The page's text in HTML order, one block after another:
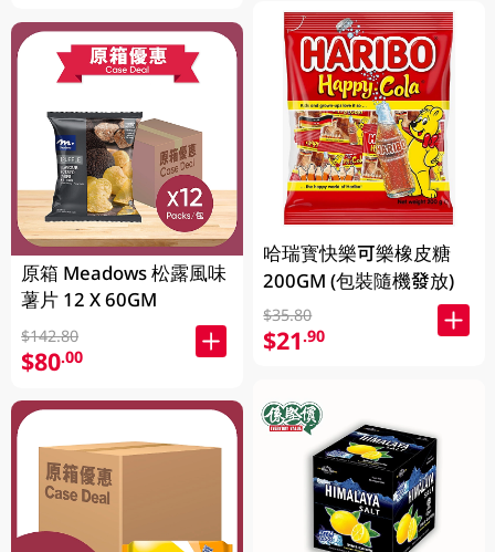
原箱 Meadows 松露風味
薯片 12 X 60GM
$142.80
$80.00
哈瑞寳快樂可樂橡皮糖
200GM (包裝隨機發放)
$35.80
$21.90